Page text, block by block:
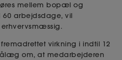
mellem bopæl og
arbejdsdage, vil
virkning i indtil 12
om, at medarbejderen